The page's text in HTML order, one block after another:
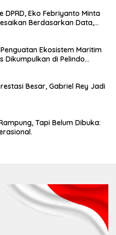
DPRD, Eko Febriyanto Minta
Berdasarkan Data,
Ekosistem Maritim
Dikumpulkan di Pelindo
Besar, Gabriel Rey Jadi
Tapi Belum Dibuka: